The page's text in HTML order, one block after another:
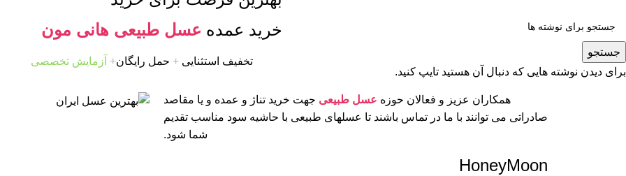
جستجو
برای دیدن نوشته هایی که دنبال آن هستید تایپ کنید.
خرید عمده عسل طبیعی هانی مون
تخفیف استثنایی + حمل رایگان+ آزمایش تخصصی
همکاران عزیز و فعالان حوزه عسل طبیعی جهت خرید تناژ و عمده و یا مقاصد
صادراتی می توانند با ما در تماس باشند تا عسلهای طبیعی با حاشیه سود مناسب تقدیم
شما شود.
HoneyMoon